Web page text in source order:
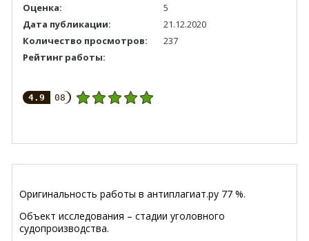
Оценка:
5
Дата публикации:
21.12.2020
Количество просмотров:
237
Рейтинг работы:
4.9 08
Оригинальность работы в антиплагиат.ру 77 %.
Объект исследования – стадии уголовного
судопроизводства.